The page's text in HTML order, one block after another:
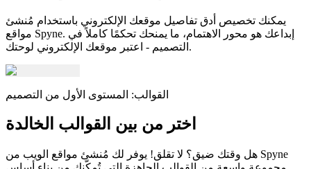
يمكنك تخصيص أدق تفاصيل موقعك الإلكتروني باستخدام مُنشئ
مواقع Spyne. إبداعك هو محور الاهتمام، ما يمنحك تحكمًا كاملاً في
التصميم - اعتبر موقعك الإلكتروني لوحتك.
القوالب: المستوى الأول من التصميم
اختر من بين القوالب الخالدة
هل وقتك ضيق؟ لا تقلق! يوفر لك مُنشئ مواقع الويب من Spyne